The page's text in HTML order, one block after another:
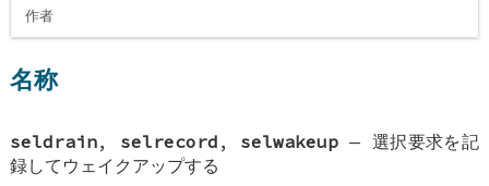
作者
名称
seldrain, selrecord , selwakeup — 選択要求を記
録してウェイクアップする